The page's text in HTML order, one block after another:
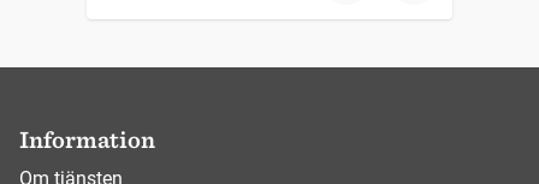
Information
Om tjänsten